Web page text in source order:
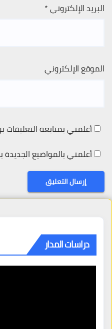
البريد الإلكتروني*
الموقع الإلكتروني
أعلمني بمتابعة التعليقات
أعلمني بالمواضيع الجديدة
دراسات المدار